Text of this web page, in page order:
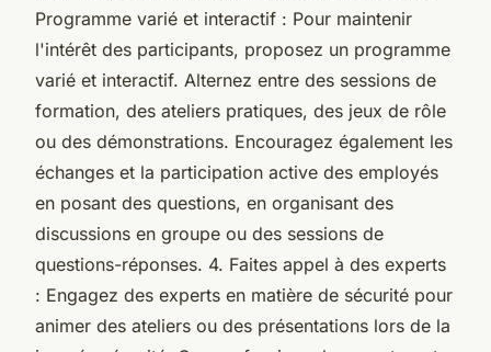
Programme varié et interactif : Pour maintenir
l'intérêt des participants, proposez un programme
varié et interactif. Alternez entre des sessions de
formation, des ateliers pratiques, des jeux de rôle
ou des démonstrations. Encouragez également les
échanges et la participation active des employés
en posant des questions, en organisant des
discussions en groupe ou des sessions de
questions-réponses. 4. Faites appel à des experts
: Engagez des experts en matière de sécurité pour
animer des ateliers ou des présentations lors de la